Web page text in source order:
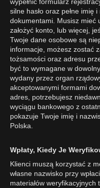
silne hasło oraz pełne imię
dokumentami. Musisz mieć
założyć konto, lub więcej,
Twoje dane osobowe są
informacje, możesz zostać
tożsamości oraz adresu
być to wymagane w
wydany przez organ
akceptowanymi formami
adres, potrzebujesz
wyciągu bankowego z
pokazuje Twoje imię i
Polska.
Wpłaty, Kiedy Je
Klienci muszą korzystać z
własne nazwisko przy
materiałów